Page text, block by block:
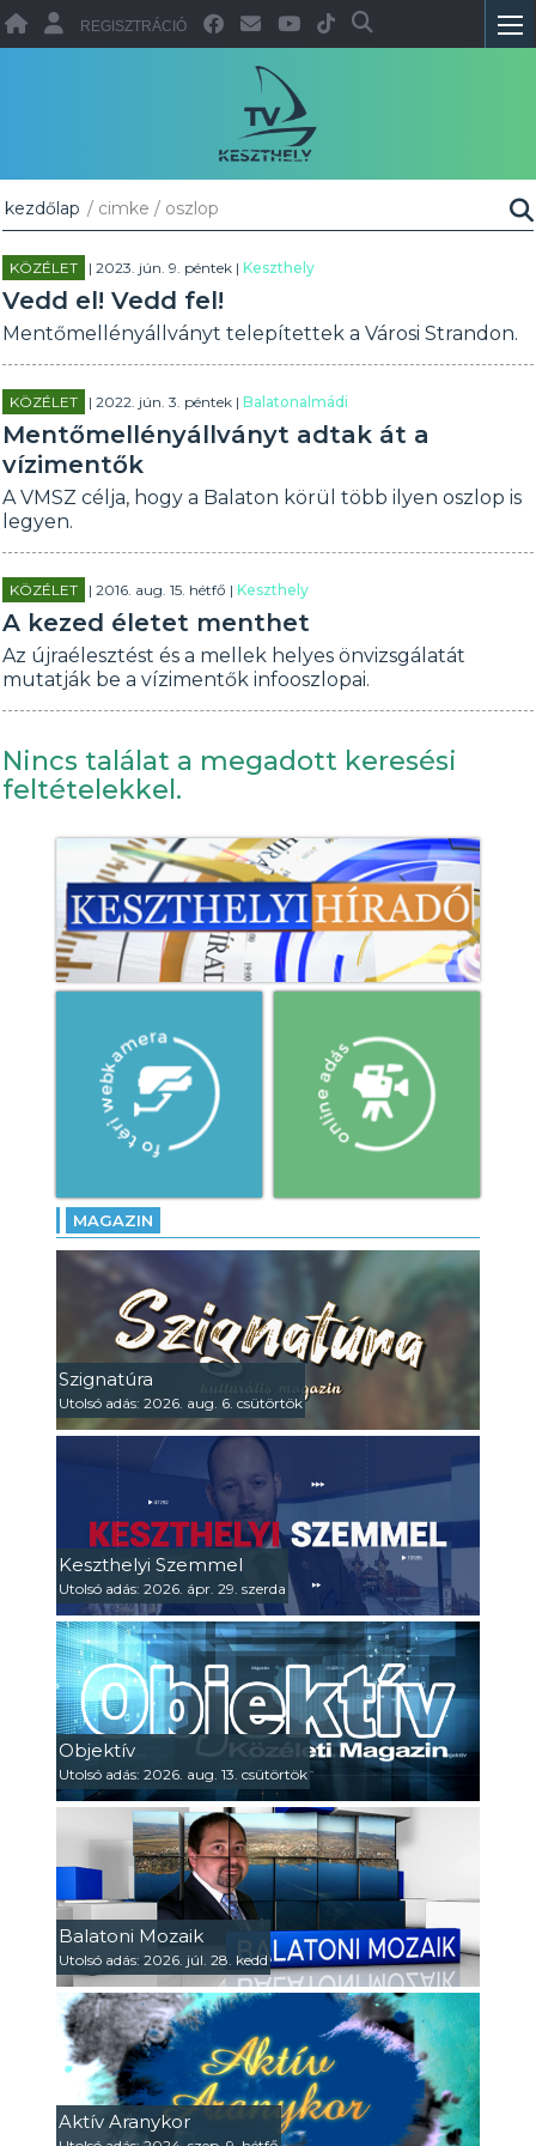
REGISZTRÁCIÓ
kezdőlap / cimke / oszlop
KÖZÉLET | 2023. jún. 9. péntek |Keszthely
Vedd el! Vedd fel!
Mentőmellényállványt telepítettek a Városi Strandon.
KÖZÉLET | 2022. jún. 3. péntek |Balatonalmádi
Mentőmellényállványt adtak át a
vízimentők
A VMSZ célja, hogy a Balaton körül több ilyen oszlop is
legyen.
KÖZÉLET | 2016. aug. 15. hétfő |Keszthely
A kezed életet menthet
Az újraélesztést és a mellek helyes önvizsgálatát
mutatják be a vízimentők infooszlopai.
Nincs találat a megadott keresési
feltételekkel.
MAGAZIN
Szignatúra
Utolsó adás: 2026. aug. 6. csütörtök
Keszthelyi Szemmel
Utolsó adás: 2026. ápr. 29. szerda
Objektív
Utolsó adás: 2026. aug. 13. csütörtök
Balatoni Mozaik
Utolsó adás: 2026. júl. 28. kedd
Aktív Aranykor